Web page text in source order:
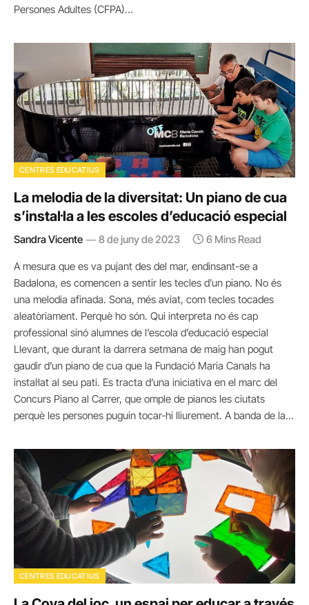
Persones Adultes (CFPA)…
CENTRES EDUCATIUS
La melodia de la diversitat: Un piano de cua
s’instal·la a les escoles d’educació especial
Sandra Vicente 8 de juny de 2023 6 Mins Read
A mesura que es va pujant des del mar, endinsant-se a
Badalona, es comencen a sentir les tecles d’un piano. No és
una melodia afinada. Sona, més aviat, com tecles tocades
aleatòriament. Perquè ho són. Qui interpreta no és cap
professional sinó alumnes de l’escola d’educació especial
Llevant, que durant la darrera setmana de maig han pogut
gaudir d’un piano de cua que la Fundació Maria Canals ha
instal·lat al seu pati. Es tracta d’una iniciativa en el marc del
Concurs Piano al Carrer, que omple de pianos les ciutats
perquè les persones puguin tocar-hi lliurement. A banda de la…
CENTRES EDUCATIUS